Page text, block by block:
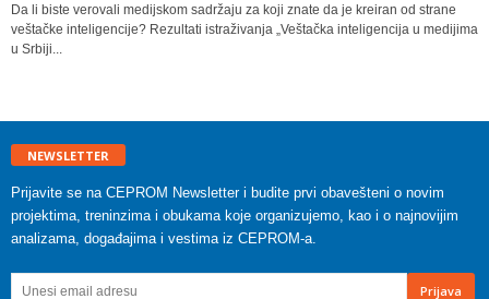
Da li biste verovali medijskom sadržaju za koji znate da je kreiran od strane
veštačke inteligencije? Rezultati istraživanja „Veštačka inteligencija u medijima
u Srbiji...
NEWSLETTER
Prijavite se na CEPROM Newsletter i budite prvi obavešteni o novim
projektima, treninzima i obukama koje organizujemo, kao i o najnovijim
analizama, događajima i vestima iz CEPROM-a.